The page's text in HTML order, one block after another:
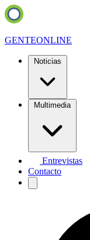
GENTEONLINE
Noticias
Multimedia
Entrevistas
Contacto